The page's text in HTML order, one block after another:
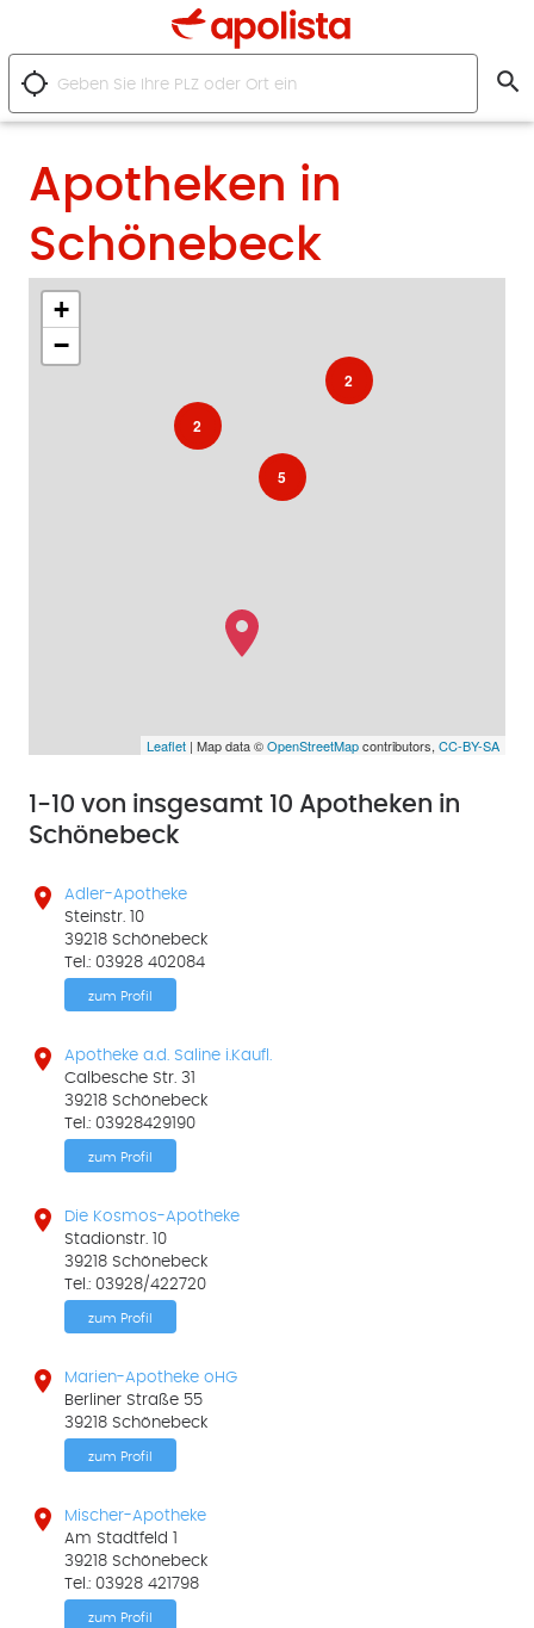
location_searching search
Apotheken in
Schönebeck
2
2
5
+
−
Leaflet | Map data ©OpenStreetMapcontributors,CC-BY-SA
1-10 von insgesamt 10 Apotheken in
Schönebeck

Adler-Apotheke
Steinstr. 10
39218 Schönebeck
Tel.: 03928 402084
zum Profil

Apotheke a.d. Saline i.Kaufl.
Calbesche Str. 31
39218 Schönebeck
Tel.: 03928429190
zum Profil

Die Kosmos-Apotheke
Stadionstr. 10
39218 Schönebeck
Tel.: 03928/422720
zum Profil

Marien-Apotheke oHG
Berliner Straße 55
39218 Schönebeck
zum Profil

Mischer-Apotheke
Am Stadtfeld 1
39218 Schönebeck
Tel.: 03928 421798
zum Profil